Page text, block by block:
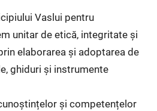
Vaslui pentru
unitar de etică, integritate şi
elaborarea şi adoptarea de
ghiduri şi instrumente
şi competențelor